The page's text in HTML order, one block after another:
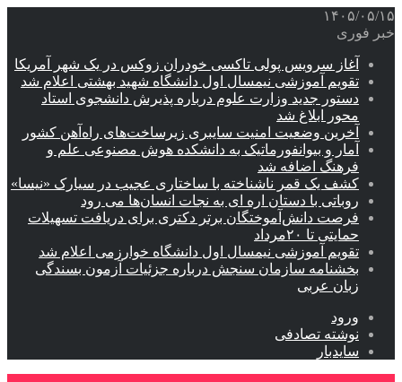
۱۴۰۵/۰۵/۱۵
خبر فوری
آغاز سرویس پولی تاکسی خودران زوکس در یک شهر آمریکا
تقویم آموزشی نیمسال اول دانشگاه شهید بهشتی اعلام شد
دستور جدید وزارت علوم درباره پذیرش دانشجوی استاد
محور ابلاغ شد
آخرین وضعیت امنیت سایبری زیرساخت‌های راه‌آهن کشور
آمار و بیوانفورماتیک به دانشکده هوش مصنوعی علم و
فرهنگ اضافه شد
کشف یک قمر ناشناخته با ساختاری عجیب در سیارک «نیسا»
روباتی با دستان اره ای به نجات انسان‌ها می رود
فرصت دانش‌آموختگان برتر دکتری‌ برای دریافت تسهیلات
حمایتی تا ۲۰مرداد
تقویم آموزشی نیمسال اول دانشگاه خوارزمی اعلام شد
بخشنامه سازمان سنجش درباره جزئیات آزمون بسندگی
زبان عربی
ورود
نوشته تصادفی
سایدبار